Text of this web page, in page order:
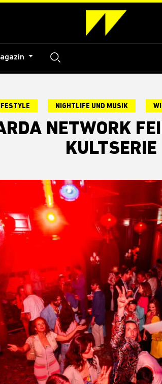
NIGHTLIFE UND MUSIK
NETWORK
KULTSERIE